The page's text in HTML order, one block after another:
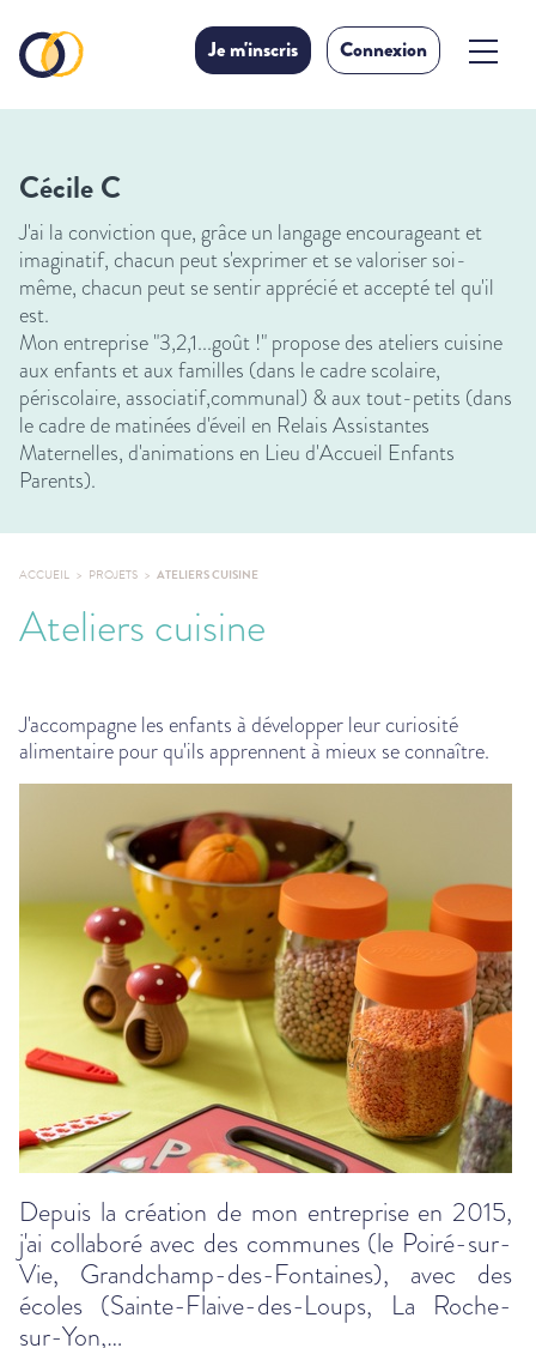
Je m'inscris Connexion
Cécile C
J'ai la conviction que, grâce un langage encourageant et
imaginatif, chacun peut s'exprimer et se valoriser soi-
même, chacun peut se sentir apprécié et accepté tel qu'il
est.
Mon entreprise "3,2,1...goût !" propose des ateliers cuisine
aux enfants et aux familles (dans le cadre scolaire,
périscolaire, associatif,communal) & aux tout-petits (dans
le cadre de matinées d'éveil en Relais Assistantes
Maternelles, d'animations en Lieu d'Accueil Enfants
Parents).
ACCUEIL PROJETS ATELIERS CUISINE
Ateliers cuisine
J'accompagne les enfants à développer leur curiosité
alimentaire pour qu'ils apprennent à mieux se connaître.
Depuis la création de mon entreprise en 2015,
j'ai collaboré avec des communes (le Poiré-sur-
Vie, Grandchamp-des-Fontaines), avec des
écoles (Sainte-Flaive-des-Loups, La Roche-
sur-Yon,…